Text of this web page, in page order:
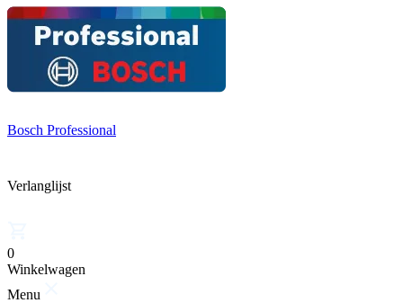
Bosch Professional
Verlanglijst
0
Winkelwagen
Menu